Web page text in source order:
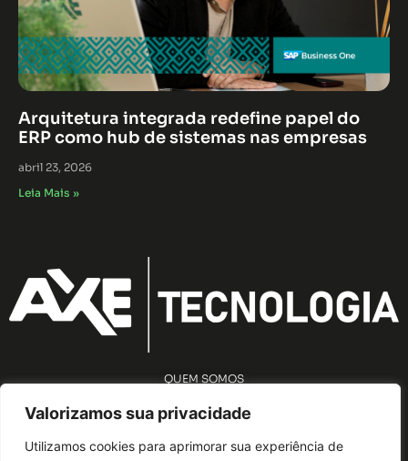
Valorizamos sua privacidade
Utilizamos cookies para aprimorar sua experiência de
Arquitetura integrada redefine papel do
ERP como hub de sistemas nas empresas
abril 23, 2026
Leia Mais »
QUEM SOMOS